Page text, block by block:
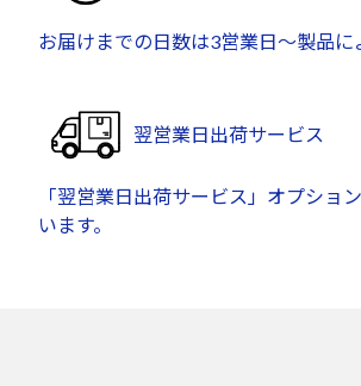
お届けまでの日数は3営業日～製品
翌営業日出荷サービス
「翌営業日出荷サービス」オプシ
います。